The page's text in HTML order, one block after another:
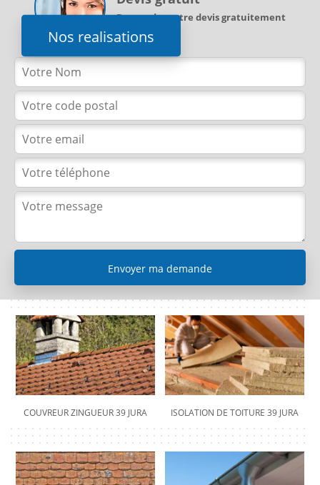
Nos realisations
Demandez votre devis gratuitement
COUVREUR ZINGUEUR 39 JURA ISOLATION DE TOITURE 39 JURA